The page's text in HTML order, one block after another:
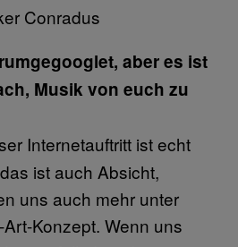
Conradus
aber es ist
Musik von euch zu
Internetauftritt ist echt
ist auch Absicht,
uns auch mehr unter
Konzept. Wenn uns